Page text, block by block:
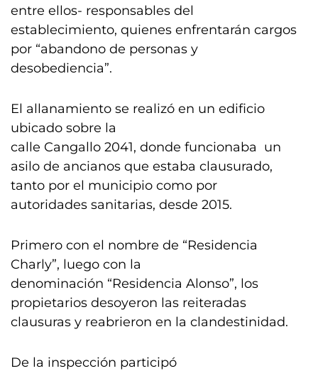
entre ellos- responsables del
establecimiento, quienes enfrentarán cargos
por “abandono de personas y
desobediencia”.
El allanamiento se realizó en un edificio
ubicado sobre la
calle Cangallo 2041, donde funcionaba un
asilo de ancianos que estaba clausurado,
tanto por el municipio como por
autoridades sanitarias, desde 2015.
Primero con el nombre de “Residencia
Charly”, luego con la
denominación “Residencia Alonso”, los
propietarios desoyeron las reiteradas
clausuras y reabrieron en la clandestinidad.
De la inspección participó